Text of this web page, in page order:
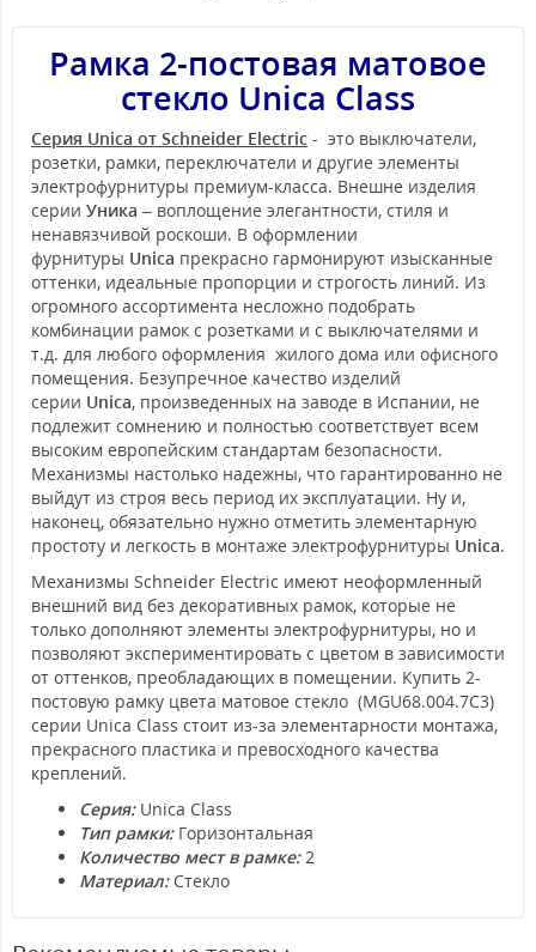
Рамка 2-постовая матовое
стекло Unica Class
Серия Unica от Schneider Electric - это выключатели,
розетки, рамки, переключатели и другие элементы
электрофурнитуры премиум-класса. Внешне изделия
серии Уника – воплощение элегантности, стиля и
ненавязчивой роскоши. В оформлении
фурнитуры Unica прекрасно гармонируют изысканные
оттенки, идеальные пропорции и строгость линий. Из
огромного ассортимента несложно подобрать
комбинации рамок с розетками и с выключателями и
т.д. для любого оформления жилого дома или офисного
помещения. Безупречное качество изделий
серии Unica, произведенных на заводе в Испании, не
подлежит сомнению и полностью соответствует всем
высоким европейским стандартам безопасности.
Механизмы настолько надежны, что гарантированно не
выйдут из строя весь период их эксплуатации. Ну и,
наконец, обязательно нужно отметить элементарную
простоту и легкость в монтаже электрофурнитуры Unica.
Механизмы Schneider Electric имеют неоформленный
внешний вид без декоративных рамок, которые не
только дополняют элементы электрофурнитуры, но и
позволяют экспериментировать с цветом в зависимости
от оттенков, преобладающих в помещении. Купить 2-
постовую рамку цвета матовое стекло (MGU68.004.7C3)
серии Unica Class стоит из-за элементарности монтажа,
прекрасного пластика и превосходного качества
креплений.
Серия: Unica Class
Тип рамки:Горизонтальная
Количество мест в рамке:2
Материал:Стекло